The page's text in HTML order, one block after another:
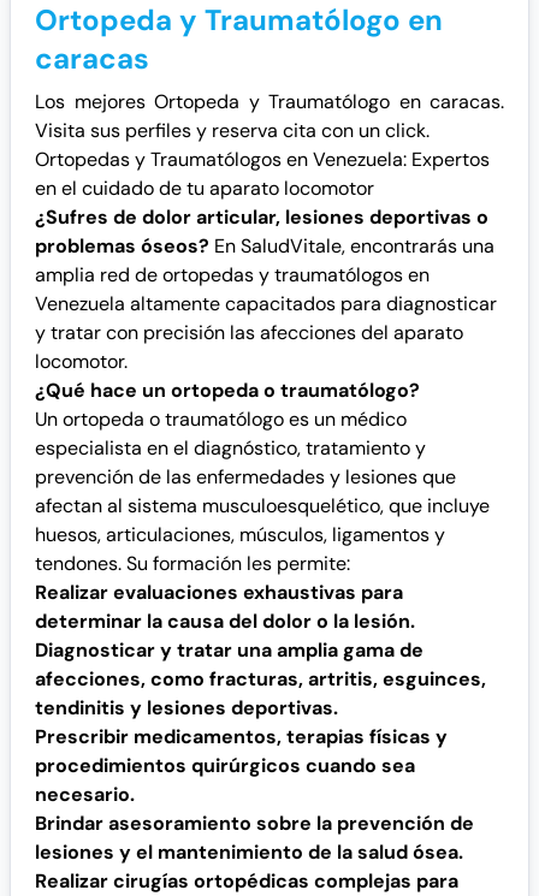
Ortopeda y Traumatólogo en
caracas
Los mejores Ortopeda y Traumatólogo en caracas.
Visita sus perfiles y reserva cita con un click.
Ortopedas y Traumatólogos en Venezuela: Expertos
en el cuidado de tu aparato locomotor
¿Sufres de dolor articular, lesiones deportivas o
problemas óseos? En SaludVitale, encontrarás una
amplia red de ortopedas y traumatólogos en
Venezuela altamente capacitados para diagnosticar
y tratar con precisión las afecciones del aparato
locomotor.
¿Qué hace un ortopeda o traumatólogo?
Un ortopeda o traumatólogo es un médico
especialista en el diagnóstico, tratamiento y
prevención de las enfermedades y lesiones que
afectan al sistema musculoesquelético, que incluye
huesos, articulaciones, músculos, ligamentos y
tendones. Su formación les permite:
Realizar evaluaciones exhaustivas para
determinar la causa del dolor o la lesión.
Diagnosticar y tratar una amplia gama de
afecciones, como fracturas, artritis, esguinces,
tendinitis y lesiones deportivas.
Prescribir medicamentos, terapias físicas y
procedimientos quirúrgicos cuando sea
necesario.
Brindar asesoramiento sobre la prevención de
lesiones y el mantenimiento de la salud ósea.
Realizar cirugías ortopédicas complejas para